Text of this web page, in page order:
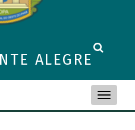
ALEGRE
Toggle